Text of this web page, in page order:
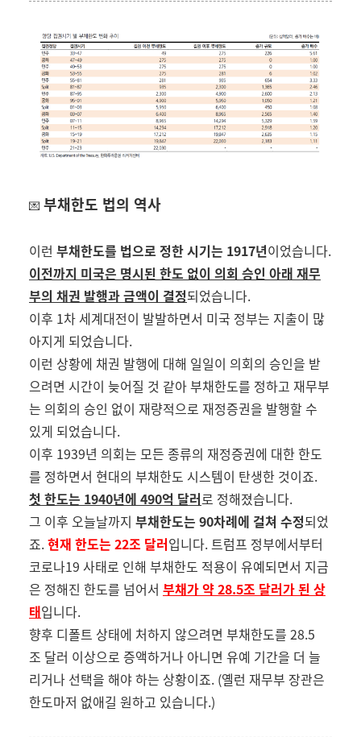
💌 부채한도 법의 역사
이런 부채한도를 법으로 정한 시기는 1917년이었습니다.
이전까지 미국은 명시된 한도 없이 의회 승인 아래 재무
부의 채권 발행과 금액이 결정되었습니다.
이후 1차 세계대전이 발발하면서 미국 정부는 지출이 많
아지게 되었습니다.
이런 상황에 채권 발행에 대해 일일이 의회의 승인을 받
으려면 시간이 늦어질 것 같아 부채한도를 정하고 재무부
는 의회의 승인 없이 재량적으로 재정증권을 발행할 수
있게 되었습니다.
이후 1939년 의회는 모든 종류의 재정증권에 대한 한도
를 정하면서 현대의 부채한도 시스템이 탄생한 것이죠.
첫 한도는 1940년에 490억 달러로 정해졌습니다.
그 이후 오늘날까지 부채한도는 90차례에 걸쳐 수정되었
죠.현재 한도는 22조 달러입니다. 트럼프 정부에서부터
코로나19 사태로 인해 부채한도 적용이 유예되면서 지금
은 정해진 한도를 넘어서 부채가 약28.5조 달러가 된 상
태입니다.
향후 디폴트 상태에 처하지 않으려면 부채한도를 28.5
조 달러 이상으로 증액하거나 아니면 유예 기간을 더 늘
리거나 선택을 해야 하는 상황이죠. (옐런 재무부 장관은
한도마저 없애길 원하고 있습니다.)